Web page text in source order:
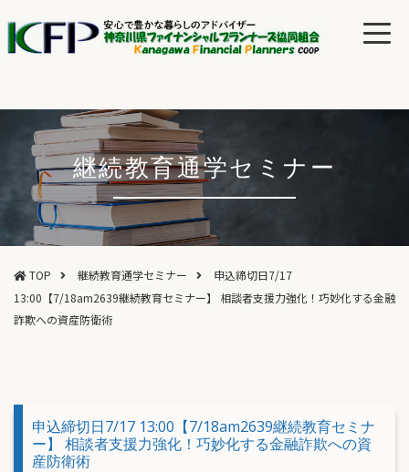
継続教育通学セミナー
TOP 継続教育通学セミナー
申込締切日7/17
13:00【7/18am2639継続教育セミナー】 相談者支援力強化！巧妙化する金融
詐欺への資産防衛術
申込締切日7/17 13:00【7/18am2639継続教育セミナ
ー】 相談者支援力強化！巧妙化する金融詐欺への資
産防衛術